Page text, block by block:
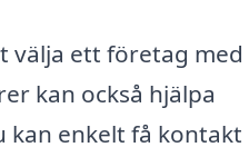
välja ett företag med
kan också hjälpa
kan enkelt få kontakt